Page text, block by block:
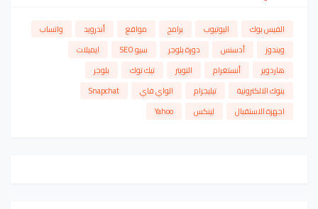
الفيس بوك اليوتيوب برامج مواقع أندرويد
واتساب
ويندوز
أدسنس دورة بلوجر سيو SEO
ايميلات
هاردوير
أنستغرام التويتر تيك توك
بلوجر
بنوك الالكترونية
تيليجرام الواي فاي
Snapchat
اجهزة الاستقبال
لينكس Yahoo